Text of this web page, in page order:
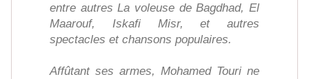
entre autres La voleuse de Bagdhad, El
Maarouf, Iskafi Misr, et autres
spectacles et chansons populaires.
Affûtant ses armes, Mohamed Touri ne